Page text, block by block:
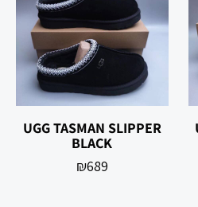
UGG TASMAN SLIPPER
BLACK
₪689